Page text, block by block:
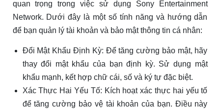
quan trọng trong việc sử dụng Sony Entertainment
Network. Dưới đây là một số tính năng và hướng dẫn
để bạn quản lý tài khoản và bảo mật thông tin cá nhân:
Đổi Mật Khẩu Định Kỳ: Để tăng cường bảo mật, hãy
thay đổi mật khẩu của bạn định kỳ. Sử dụng mật
khẩu mạnh, kết hợp chữ cái, số và ký tự đặc biệt.
Xác Thực Hai Yếu Tố: Kích hoạt xác thực hai yếu tố
để tăng cường bảo vệ tài khoản của bạn. Điều này